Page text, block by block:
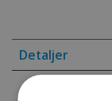
Detaljer